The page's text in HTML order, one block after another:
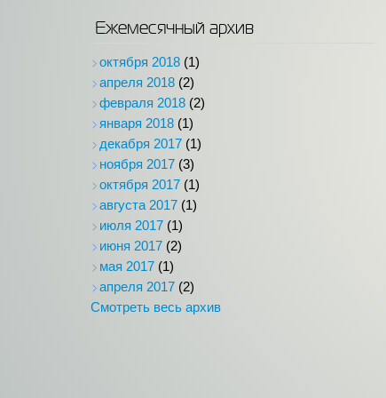
Ежемесячный архив
октября 2018 (1)
апреля 2018 (2)
февраля 2018 (2)
января 2018 (1)
декабря 2017 (1)
ноября 2017 (3)
октября 2017 (1)
августа 2017 (1)
июля 2017 (1)
июня 2017 (2)
мая 2017 (1)
апреля 2017 (2)
Смотреть весь архив